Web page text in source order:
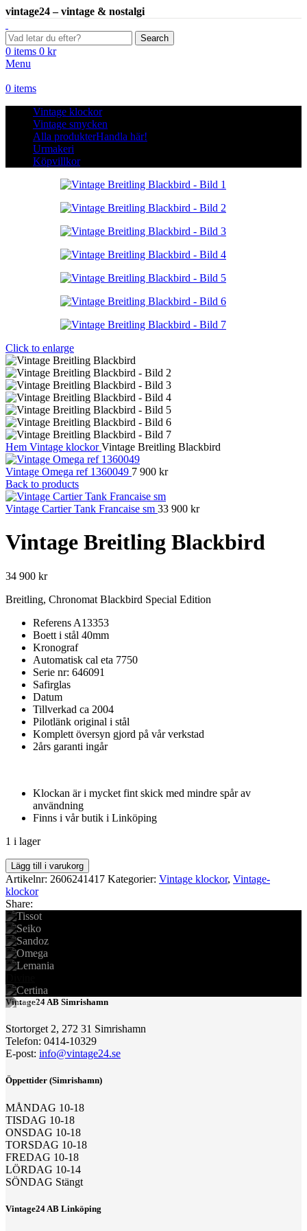
vintage24 – vintage & nostalgi
Search
0 items 0 kr
Menu
0 items
Vintage klockor
Vintage smycken
Alla produkterHandla här!
Urmakeri
Köpvillkor
Click to enlarge
Hem Vintage klockorVintage Breitling Blackbird
Vintage Omega ref 1360049 7 900 kr
Back to products
Vintage Cartier Tank Francaise sm 33 900 kr
Vintage Breitling Blackbird
34 900 kr
Breitling, Chronomat Blackbird Special Edition
Referens A13353
Boett i stål 40mm
Kronograf
Automatisk cal eta 7750
Serie nr: 646091
Safirglas
Datum
Tillverkad ca 2004
Pilotlänk original i stål
Komplett översyn gjord på vår verkstad
2års garanti ingår
Klockan är i mycket fint skick med mindre spår av
användning
Finns i vår butik i Linköping
1 i lager
Vintage
Breitling
Blackbird
mängd
Lägg till i varukorg
Artikelnr: 2606241417 Kategorier: Vintage klockor, Vintage-
klockor
Share:
Vintage24 AB Simrishamn
Stortorget 2, 272 31 Simrishamn
Telefon: 0414-10329
E-post: info@vintage24.se
Öppettider (Simrishamn)
MÅNDAG 10-18
TISDAG 10-18
ONSDAG 10-18
TORSDAG 10-18
FREDAG 10-18
LÖRDAG 10-14
SÖNDAG Stängt
Vintage24 AB Linköping